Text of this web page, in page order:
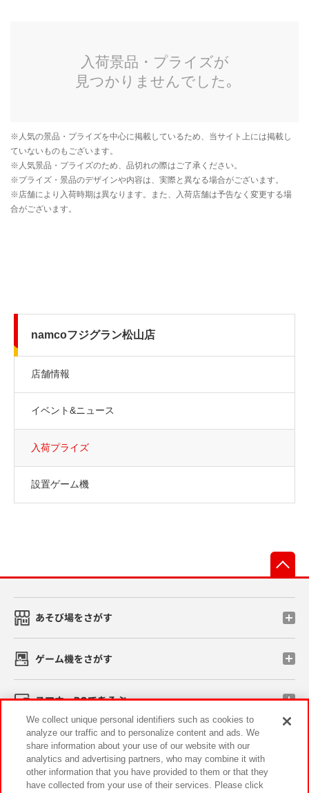
namcoフジグラン松山店
店舗情報
イベント&ニュース
入荷プライズ
設置ゲーム機
あそび場をさがす
ゲーム機をさがす
スマホ・PCであそぶ
イベント・キャンペーン
We collect unique personal identifiers such as cookies to
analyze our traffic and to personalize content and ads. We
share information about your use of our website with our
analytics and advertising partners, who may combine it with
other information that you have provided to them or that they
have collected from your use of their services. Please click